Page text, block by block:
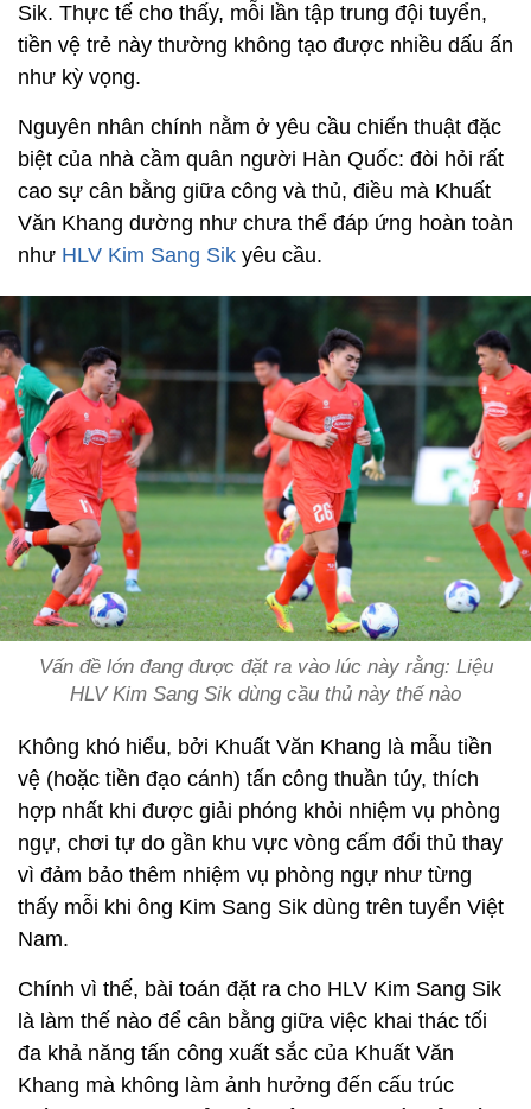
Sik. Thực tế cho thấy, mỗi lần tập trung đội tuyển,
tiền vệ trẻ này thường không tạo được nhiều dấu ấn
như kỳ vọng.
Nguyên nhân chính nằm ở yêu cầu chiến thuật đặc
biệt của nhà cầm quân người Hàn Quốc: đòi hỏi rất
cao sự cân bằng giữa công và thủ, điều mà Khuất
Văn Khang dường như chưa thể đáp ứng hoàn toàn
như HLV Kim Sang Sik yêu cầu.
Vấn đề lớn đang được đặt ra vào lúc này rằng: Liệu
HLV Kim Sang Sik dùng cầu thủ này thế nào
Không khó hiểu, bởi Khuất Văn Khang là mẫu tiền
vệ (hoặc tiền đạo cánh) tấn công thuần túy, thích
hợp nhất khi được giải phóng khỏi nhiệm vụ phòng
ngự, chơi tự do gần khu vực vòng cấm đối thủ thay
vì đảm bảo thêm nhiệm vụ phòng ngự như từng
thấy mỗi khi ông Kim Sang Sik dùng trên tuyển Việt
Nam.
Chính vì thế, bài toán đặt ra cho HLV Kim Sang Sik
là làm thế nào để cân bằng giữa việc khai thác tối
đa khả năng tấn công xuất sắc của Khuất Văn
Khang mà không làm ảnh hưởng đến cấu trúc